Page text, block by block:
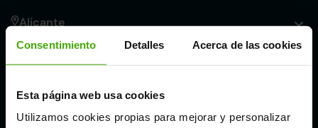
Consentimiento Detalles Acerca de las cookies
Esta página web usa cookies
Utilizamos cookies propias para mejorar y personalizar
Alicante
Córdoba